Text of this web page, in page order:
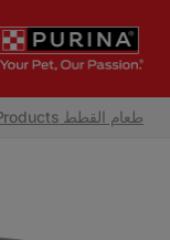
طعام القطط Products طعام